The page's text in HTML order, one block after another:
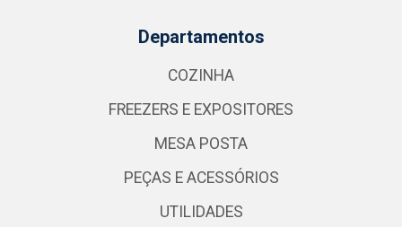
Departamentos
COZINHA
FREEZERS E EXPOSITORES
MESA POSTA
PEÇAS E ACESSÓRIOS
UTILIDADES